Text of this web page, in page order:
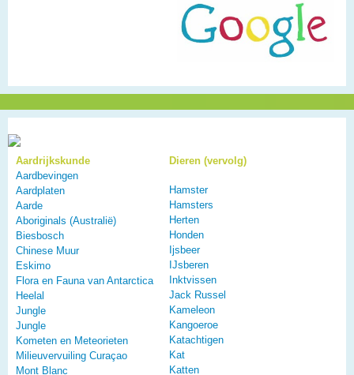
Aardrijkskunde
Aardbevingen
Aardplaten
Aarde
Aboriginals (Australië)
Biesbosch
Chinese Muur
Eskimo
Flora en Fauna van Antarctica
Heelal
Jungle
Jungle
Kometen en Meteorieten
Milieuvervuiling Curaçao
Mont Blanc
Dieren (vervolg)
Hamster
Hamsters
Herten
Honden
Ijsbeer
IJsberen
Inktvissen
Jack Russel
Kameleon
Kangoeroe
Katachtigen
Kat
Katten